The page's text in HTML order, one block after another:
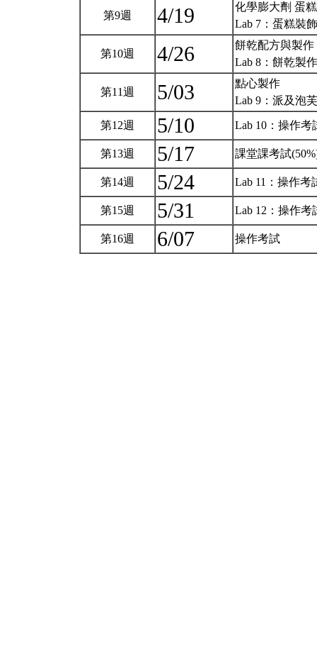
第9週 4/19
化學膨大劑 蛋
Lab 7：蛋糕裝
第10週 4/26
餅乾配方與製作
Lab 8：餅乾製
第11週 5/03
點心製作
Lab 9：派及泡
第12週 5/10 Lab 10：操作
第13週 5/17 課堂課考試
第14週 5/24 Lab 11：操作
第15週 5/31 Lab 12：操作
第16週 6/07 操作考試